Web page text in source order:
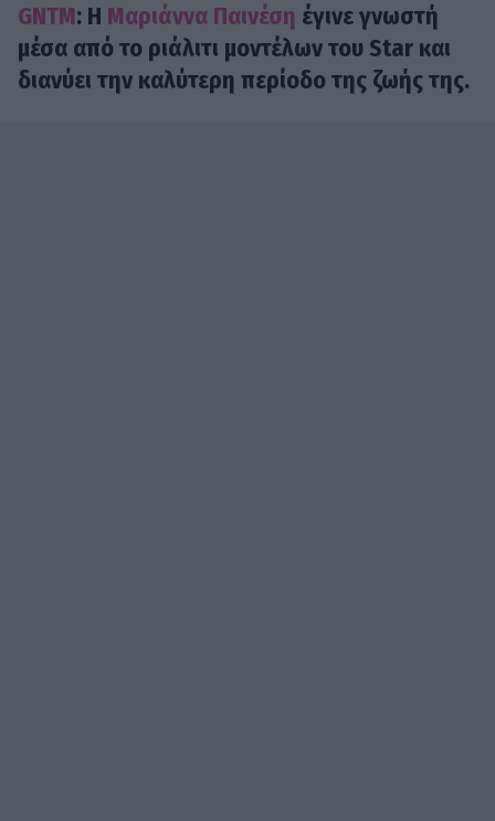
GNTM: Η Μαριάννα Παινέση έγινε γνωστή
μέσα από το ριάλιτι μοντέλων του Star και
διανύει την καλύτερη περίοδο της ζωής της.